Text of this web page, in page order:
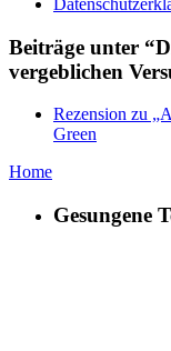
Beiträge unter
vergeblichen
Rezension zu
Green
Home
Gesungene